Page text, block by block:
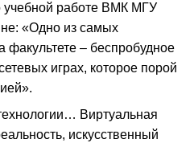
учебной работе ВМК МГУ
«Одно из самых
– беспробудное
играх, которое порой
Виртуальная
искусственный